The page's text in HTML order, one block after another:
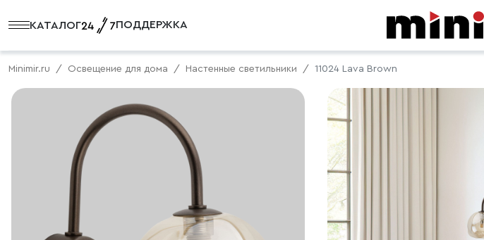
КАТАЛОГ ПОДДЕРЖКА
Minimir.ru Освещение для дома Настенные светильники 11024 Lava Brown